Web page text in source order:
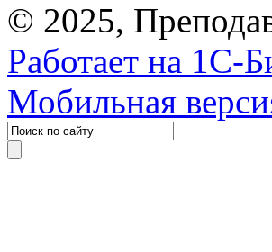
© 2025,
Работает на 1С-
Мобильная